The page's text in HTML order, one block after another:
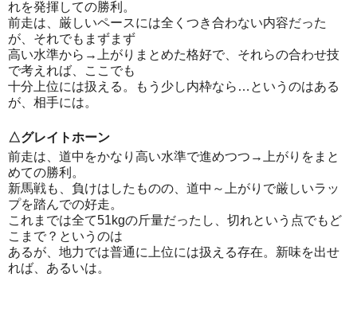
れを発揮しての勝利。
前走は、厳しいペースには全くつき合わない内容だった
が、それでもまずまず
高い水準から→上がりまとめた格好で、それらの合わせ技
で考えれば、ここでも
十分上位には扱える。もう少し内枠なら…というのはある
が、相手には。
△グレイトホーン
前走は、道中をかなり高い水準で進めつつ→上がりをまと
めての勝利。
新馬戦も、負けはしたものの、道中～上がりで厳しいラッ
プを踏んでの好走。
これまでは全て51kgの斤量だったし、切れという点でもど
こまで？というのは
あるが、地力では普通に上位には扱える存在。新味を出せ
れば、あるいは。